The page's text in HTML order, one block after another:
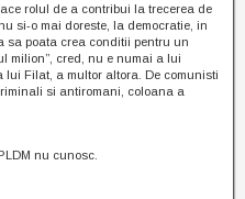
rolul de a contribui la trecerea de
si-o mai doreste, la democratie, in
sa poata crea conditii pentru un
milion”, cred, nu e numai a lui
Filat, a multor altora. De comunisti
si antiromani, coloana a
nu cunosc.